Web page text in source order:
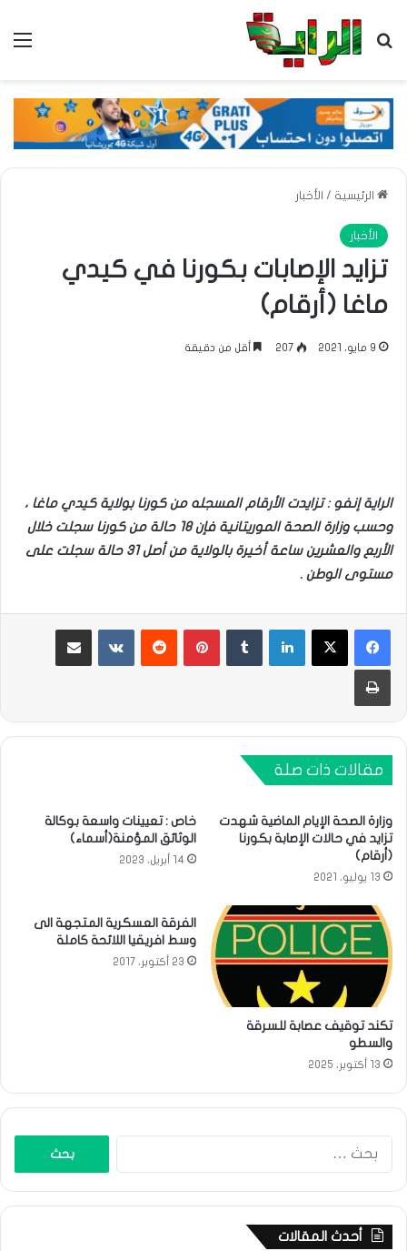
بحث عن
الرئيسية / الأخبار
الأخبار
تزايد الإصابات بكورنا في كيدي
ماغا (أرقام)
9 مايو، 2021 207 أقل من دقيقة
الراية إنفو : تزايدت الأرقام المسجله من كورنا بولاية كيدي ماغا ،
وحسب وزارة الصحة الموريتانية فإن 18 حالة من كورنا سجلت خلال
الأربع والعشرين ساعة أخيرة بالولاية من أصل 31 حالة سجلت على
مستوى الوطن .
لينكدإن بينتيريست مشاركة عبر البريد
طباعة
مقالات ذات صلة
وزارة الصحة الإيام الماضية شهدت
تزايد في حالات الإصابة بكورنا
(أرقام)
13 يوليو، 2021
خاص : تعيينات واسعة بوكالة
الوثائق المؤمنة(أسماء)
14 أبريل، 2023
تكند توقيف عصابة للسرقة
والسطو
13 أكتوبر، 2025
الفرقة العسكرية المتجهة الى
وسط افريقيا اللائحة كاملة
23 أكتوبر، 2017
أحدث المقالات